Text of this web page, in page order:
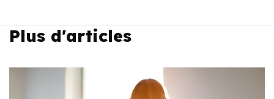
Plus d'articles